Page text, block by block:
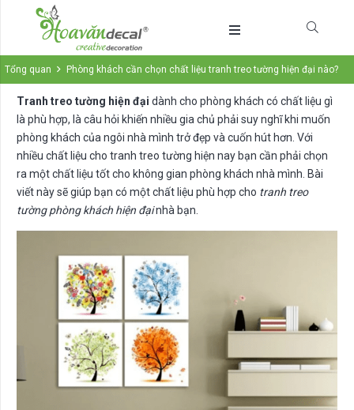
Tổng quan Phòng khách cần chọn chất liệu tranh treo tường hiện đại nào?
Tranh treo tường hiện đại dành cho phòng khách có chất liệu gì
là phù hợp, là câu hỏi khiến nhiều gia chủ phải suy nghĩ khi muốn
phòng khách của ngôi nhà mình trở đẹp và cuốn hút hơn. Với
nhiều chất liệu cho tranh treo tường hiện nay bạn cần phải chọn
ra một chất liệu tốt cho không gian phòng khách nhà mình. Bài
viết này sẽ giúp bạn có một chất liệu phù hợp cho tranh treo
tường phòng khách hiện đạinhà bạn.